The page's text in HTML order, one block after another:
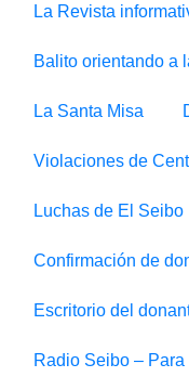
La Revista
Balito orientando a
La Santa Misa
Violaciones de
Luchas de El Seibo
Confirmación de
Escritorio del
Radio Seibo –